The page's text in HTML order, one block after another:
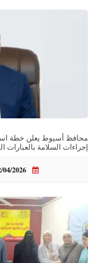
محافظ أسيوط يعلن خطة
إجراءات السلامة بالعبارات